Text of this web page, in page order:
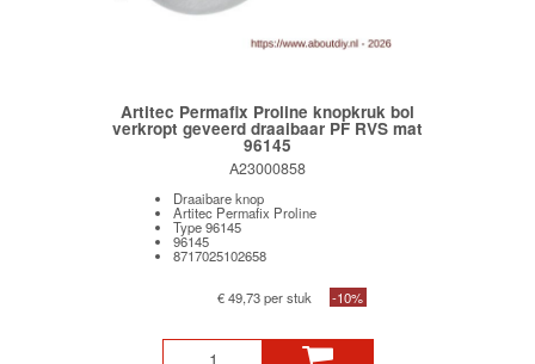
Artitec Permafix Proline knopkruk bol
verkropt geveerd draaibaar PF RVS mat
96145
A23000858
Draaibare knop
Artitec Permafix Proline
Type 96145
96145
8717025102658
€ 49,73 per stuk -10%